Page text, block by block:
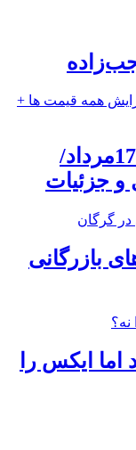
قیمت طلا و سکه امروز شنبه 17مرداد/
و جزئیات
بازرگانی
ایکس را